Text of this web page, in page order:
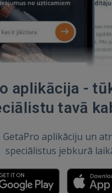
aplikācija -
tavā
GetaPro aplikāciju un
speciālistus jebkurā